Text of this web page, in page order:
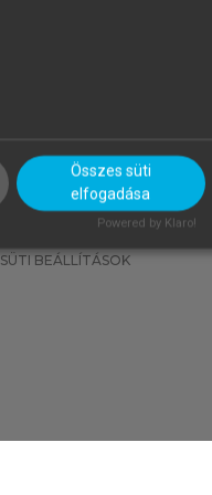
MI – ÁLTALÁNOS IRÁNYELVEK
SÜTI BEÁLLÍTÁSOK
Összes süti
elfogadása
Powered by Klaro!